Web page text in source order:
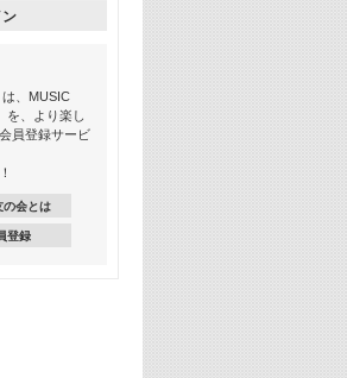
い! サマーソン
ンソング特集
ン
は、MUSIC
を、より楽し
員登録サービ
の会とは
登録